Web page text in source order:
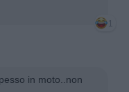
1
in moto..non